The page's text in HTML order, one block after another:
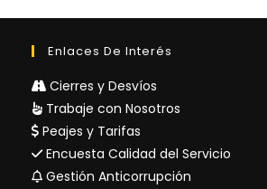
Enlaces De Interés
Cierres y Desvíos
Trabaje con Nosotros
Peajes y Tarifas
Encuesta Calidad del Servicio
Gestión Anticorrupción